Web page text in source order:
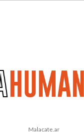
Malacate.ar